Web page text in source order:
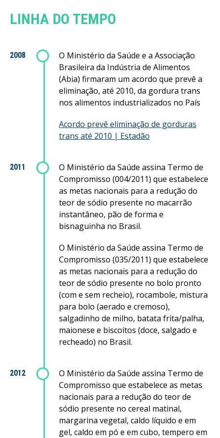
LINHA DO TEMPO
2008
O Ministério da Saúde e a Associação
Brasileira da Indústria de Alimentos
(Abia) firmaram um acordo que prevê a
eliminação, até 2010, da gordura trans
nos alimentos industrializados no País
Acordo prevê eliminação de gorduras
trans até 2010 | Estadão
2011
O Ministério da Saúde assina Termo de
Compromisso (004/2011) que estabelece
as metas nacionais para a redução do
teor de sódio presente no macarrão
instantâneo, pão de forma e
bisnaguinha no Brasil.
O Ministério da Saúde assina Termo de
Compromisso (035/2011) que estabelece
as metas nacionais para a redução do
teor de sódio presente no bolo pronto
(com e sem recheio), rocambole, mistura
para bolo (aerado e cremoso),
salgadinho de milho, batata frita/palha,
maionese e biscoitos (doce, salgado e
recheado) no Brasil.
2012
O Ministério da Saúde assina Termo de
Compromisso que estabelece as metas
nacionais para a redução do teor de
sódio presente no cereal matinal,
margarina vegetal, caldo líquido e em
gel, caldo em pó e em cubo, tempero em